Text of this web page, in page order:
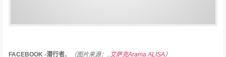
FACEBOOK -潜行者。 （图片来源： ..艾萨克Arama ALISA ）